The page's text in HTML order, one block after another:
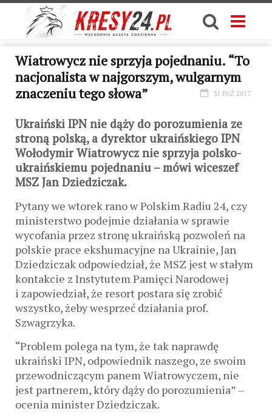
Wiatrowycz nie sprzyja pojednaniu. “To
nacjonalista w najgorszym, wulgarnym
znaczeniu tego słowa”
31 PAŹ 2017
Ukraiński IPN nie dąży do porozumienia ze
stroną polską, a dyrektor ukraińskiego IPN
Wołodymir Wiatrowycz nie sprzyja polsko-
ukraińskiemu pojednaniu – mówi wiceszef
MSZ Jan Dziedziczak.
Pytany we wtorek rano w Polskim Radiu 24, czy
ministerstwo podejmie działania w sprawie
wycofania przez stronę ukraińską pozwoleń na
polskie prace ekshumacyjne na Ukrainie, Jan
Dziedziczak odpowiedział, że MSZ jest w stałym
kontakcie z Instytutem Pamięci Narodowej
i zapowiedział, że resort postara się zrobić
wszystko, żeby wesprzeć działania prof.
Szwagrzyka.
“Problem polega na tym, że tak naprawdę
ukraiński IPN, odpowiednik naszego, ze swoim
przewodniczącym panem Wiatrowyczem, nie
jest partnerem, który dąży do porozumienia” –
ocenia minister Dziedziczak.